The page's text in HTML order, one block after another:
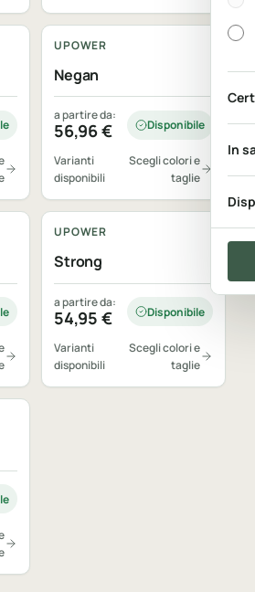
In
UPOWER
Negan
a partire da:
56,96€ Disponibile
Varianti
disponibili
Scegli colori e
taglie
UPOWER
Strong
a partire da:
54,95 € Disponibile
Varianti
disponibili
Scegli colori e
taglie